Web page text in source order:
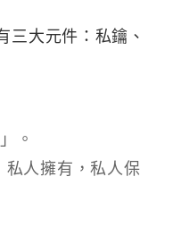
三大元件：私鑰、
。
私人擁有，私人保